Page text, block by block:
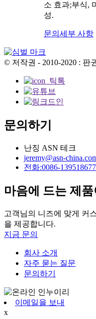
소 효과;부식,
성.
문의 세부 사항
© 저작권 - 2010-2020 : 판
문의하기
난징 ASN 테크
jeremy@asn-
전화:0086-
마음에 드는 제
고객님의 니즈에 맞게 커
을 제공합니다.
지금 문의
회사 소개
자주 묻는 질문
문의하기
이메일을 보내
x